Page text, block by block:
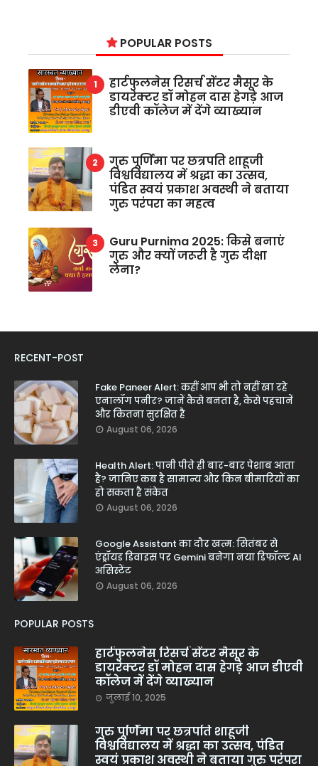
POPULAR POSTS
हार्टफुलनेस रिसर्च सेंटर मैसूर के
डायरेक्टर डॉ मोहन दास हेगड़े आज
डीएवी कॉलेज में देंगे व्याख्यान
गुरु पूर्णिमा पर छत्रपति शाहूजी
विश्वविद्यालय में श्रद्धा का उत्सव,
पंडित स्वयं प्रकाश अवस्थी ने बताया
गुरु परंपरा का महत्व
Guru Purnima 2025: किसे बनाएं
गुरु और क्यों जरूरी है गुरु दीक्षा
लेना?
RECENT-POST
Fake Paneer Alert: कहीं आप भी तो नहीं खा रहे
एनालॉग पनीर? जानें कैसे बनता है, कैसे पहचानें
और कितना सुरक्षित है
August 06, 2026
Health Alert: पानी पीते ही बार-बार पेशाब आता
है? जानिए कब है सामान्य और किन बीमारियों का
हो सकता है संकेत
August 06, 2026
Google Assistant का दौर खत्म: सितंबर से
एंड्रॉयड डिवाइस पर Gemini बनेगा नया डिफॉल्ट AI
असिस्टेंट
August 06, 2026
POPULAR POSTS
हार्टफुलनेस रिसर्च सेंटर मैसूर के
डायरेक्टर डॉ मोहन दास हेगड़े आज डीएवी
कॉलेज में देंगे व्याख्यान
जुलाई 10, 2025
गुरु पूर्णिमा पर छत्रपति शाहूजी
विश्वविद्यालय में श्रद्धा का उत्सव, पंडित
स्वयं प्रकाश अवस्थी ने बताया गुरु परंपरा